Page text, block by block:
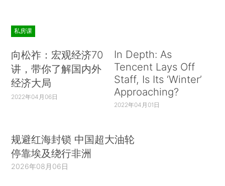
私房课
向松祚：宏观经济70
讲，带你了解国内外
经济大局
2022年04月06日
In Depth: As
Tencent Lays Off
Staff, Is Its ‘Winter’
Approaching?
2022年04月01日
规避红海封锁 中国超大油轮
停靠埃及绕行非洲
2026年08月06日